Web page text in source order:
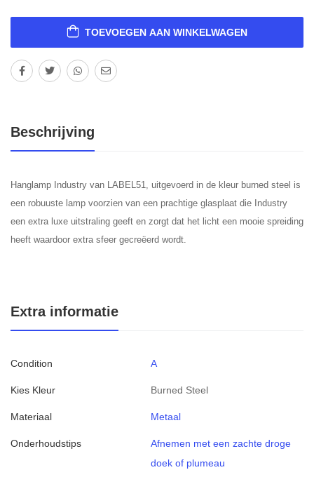
TOEVOEGEN AAN WINKELWAGEN
Beschrijving
Hanglamp Industry van LABEL51, uitgevoerd in de kleur burned steel is
een robuuste lamp voorzien van een prachtige glasplaat die Industry
een extra luxe uitstraling geeft en zorgt dat het licht een mooie spreiding
heeft waardoor extra sfeer gecreëerd wordt.
Extra informatie
Condition A
Kies Kleur Burned Steel
Materiaal Metaal
Onderhoudstips
Afnemen met een zachte droge
doek of plumeau